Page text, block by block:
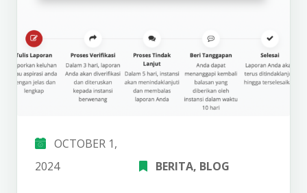
OCTOBER 1,
2024
BERITA‚ BLOG